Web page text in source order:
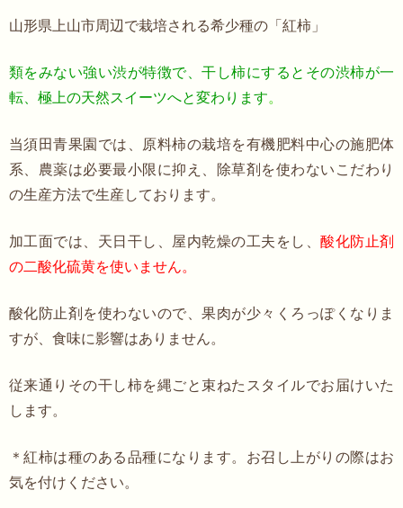
山形県上山市周辺で栽培される希少種の「紅柿」
類をみない強い渋が特徴で、干し柿にするとその渋柿が一
転、極上の天然スイーツへと変わります。
当須田青果園では、原料柿の栽培を有機肥料中心の施肥体
系、農薬は必要最小限に抑え、除草剤を使わないこだわり
の生産方法で生産しております。
加工面では、天日干し、屋内乾燥の工夫をし、酸化防止剤
の二酸化硫黄を使いません。
酸化防止剤を使わないので、果肉が少々くろっぽくなりま
すが、食味に影響はありません。
従来通りその干し柿を縄ごと束ねたスタイルでお届けいた
します。
＊紅柿は種のある品種になります。お召し上がりの際はお
気を付けください。